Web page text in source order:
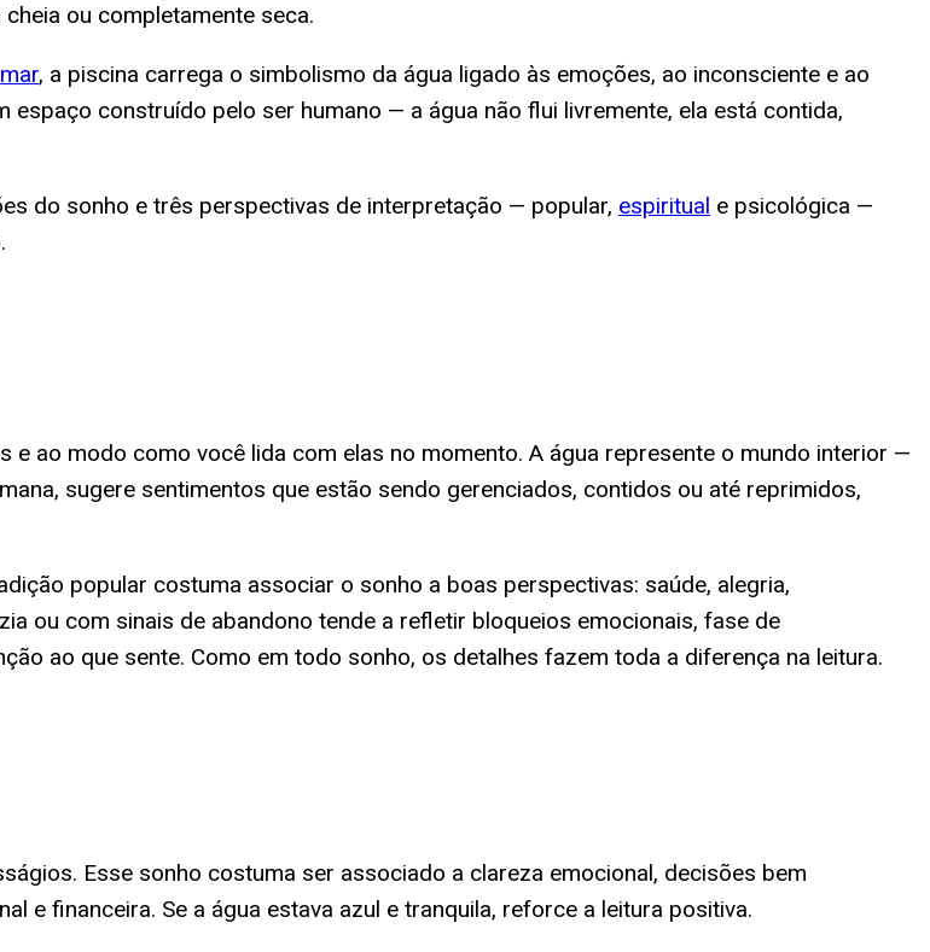
ou completamente seca.
, a piscina carrega o simbolismo da água ligado às emoções, ao inconsciente e ao
construído pelo ser humano — a água não flui livremente, ela está contida,
do sonho e três perspectivas de interpretação — popular, espiritual e psicológica —
ao modo como você lida com elas no momento. A água represente o mundo interior —
sugere sentimentos que estão sendo gerenciados, contidos ou até reprimidos,
popular costuma associar o sonho a boas perspectivas: saúde, alegria,
ou com sinais de abandono tende a refletir bloqueios emocionais, fase de
ao que sente. Como em todo sonho, os detalhes fazem toda a diferença na leitura.
Esse sonho costuma ser associado a clareza emocional, decisões bem
e financeira. Se a água estava azul e tranquila, reforce a leitura positiva.